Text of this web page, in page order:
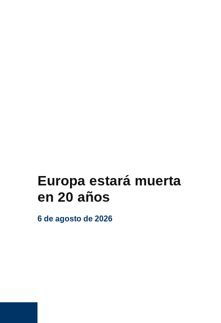
Europa estará muerta
en 20 años
6 de agosto de 2026